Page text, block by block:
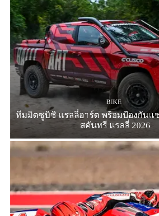
BIKE
ทีมมิตซูบิชิ แรลลี่อาร์ต พร้อมป้องกันแ
สคันทรี แรลลี่ 2026